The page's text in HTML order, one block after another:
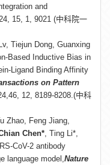
and
15, 1, 9021 (中科院一
Tiejun Dong, Guanxing
Based Inductive Bias in
Ligand Binding Affinity
on Pattern
12, 8189-8208.(中科
Zhao, Feng Jiang,
Chen*, Ting Li*,
CoV-2 antibody
language model,Nature